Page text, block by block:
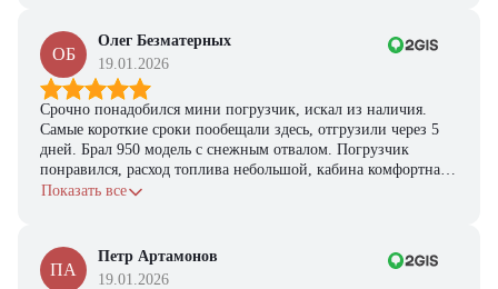
ОБ
Олег Безматерных
19.01.2026
Срочно понадобился мини погрузчик, искал из наличия.
Самые короткие сроки пообещали здесь, отгрузили через 5
дней. Брал 950 модель с снежным отвалом. Погрузчик
понравился, расход топлива небольшой, кабина комфортная,
с задачами справляется.
Показать все
ПА
Петр Артамонов
19.01.2026